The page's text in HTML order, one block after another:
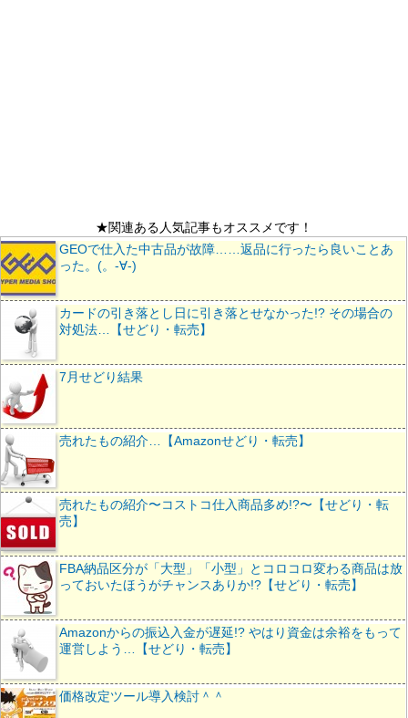
★関連ある人気記事もオススメです！
GEOで仕入た中古品が故障……返品に行ったら良いことあ
った。(。-∀-)
カードの引き落とし日に引き落とせなかった!? その場合の
対処法…【せどり・転売】
7月せどり結果
売れたもの紹介…【Amazonせどり・転売】
売れたもの紹介〜コストコ仕入商品多め!?〜【せどり・転
売】
FBA納品区分が「大型」「小型」とコロコロ変わる商品は放
っておいたほうがチャンスありか!?【せどり・転売】
Amazonからの振込入金が遅延!? やはり資金は余裕をもって
運営しよう…【せどり・転売】
価格改定ツール導入検討＾＾